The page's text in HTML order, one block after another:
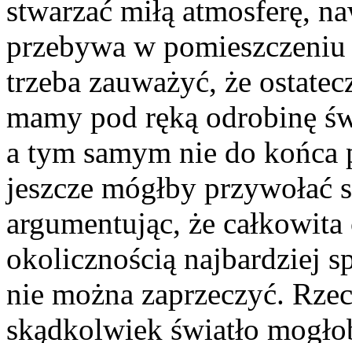
stwarzać miłą atmosferę,
przebywa w
trzeba zauważyć, że
mamy pod ręką odrobinę
a tym samym nie do
jeszcze mógłby przywołać
argumentując, że
okolicznością najbardziej
nie można zaprzeczyć.
skądkolwiek światło